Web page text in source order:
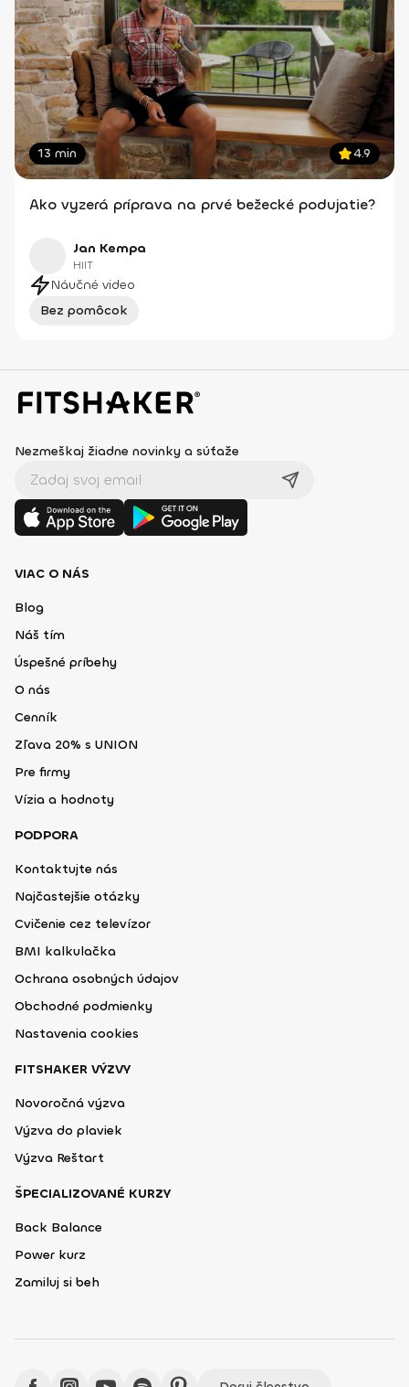
13 min 4.9
Ako vyzerá príprava na prvé bežecké podujatie?
Jan Kempa
HIIT
Náučné video
Bez pomôcok
Nezmeškaj žiadne novinky a súťaže
VIAC O NÁS
Blog
Náš tím
Úspešné príbehy
O nás
Cenník
Zľava 20% s UNION
Pre firmy
Vízia a hodnoty
PODPORA
Kontaktujte nás
Najčastejšie otázky
Cvičenie cez televízor
BMI kalkulačka
Ochrana osobných údajov
Obchodné podmienky
Nastavenia cookies
FITSHAKER VÝZVY
Novoročná výzva
Výzva do plaviek
Výzva Reštart
ŠPECIALIZOVANÉ KURZY
Back Balance
Power kurz
Zamiluj si beh